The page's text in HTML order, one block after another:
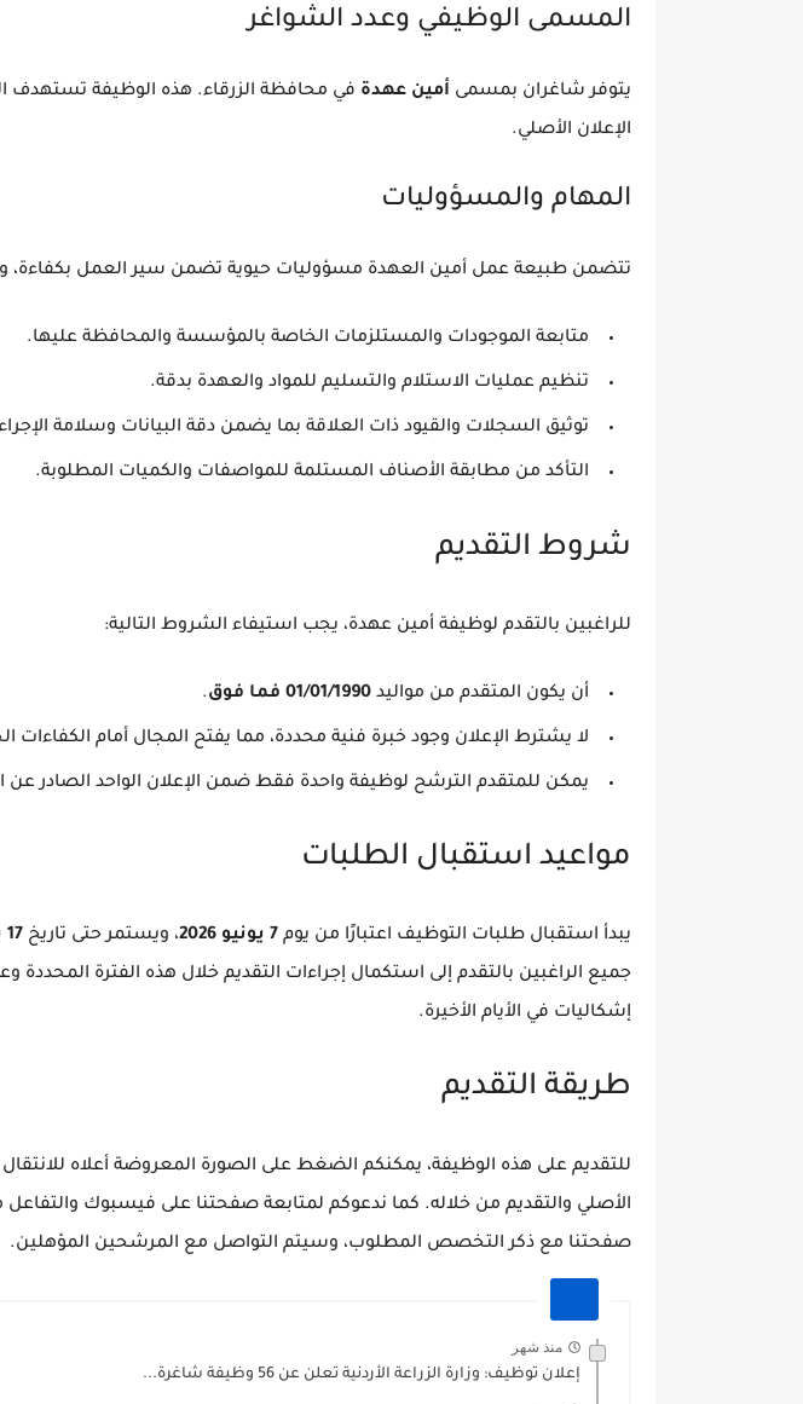
المسمى الوظيفي وعدد الشواغر
يتوفر شاغران بمسمى أمين عهدة في محافظة الزرقاء. هذه الوظيفة تستهدف
الإعلان الأصلي.
المهام والمسؤوليات
تتضمن طبيعة عمل أمين العهدة مسؤوليات حيوية تضمن سير العمل بكفاءة،
متابعة الموجودات والمستلزمات الخاصة بالمؤسسة والمحافظة عليها.
تنظيم عمليات الاستلام والتسليم للمواد والعهدة بدقة.
توثيق السجلات والقيود ذات العلاقة بما يضمن دقة البيانات وسلامة
التأكد من مطابقة الأصناف المستلمة للمواصفات والكميات المطلوبة.
شروط التقديم
للراغبين بالتقدم لوظيفة أمين عهدة، يجب استيفاء الشروط التالية:
أن يكون المتقدم من مواليد 01/01/1990 فما فوق .
لا يشترط الإعلان وجود خبرة فنية محددة، مما يفتح المجال أمام الكفاءات
يمكن للمتقدم الترشح لوظيفة واحدة فقط ضمن الإعلان الواحد الصادر
مواعيد استقبال الطلبات
يبدأ استقبال طلبات التوظيف اعتبارًا من يوم 7 يونيو 2026 ، ويستمر حتى تاريخ 17 يونيو 2026
جميع الراغبين بالتقدم إلى استكمال إجراءات التقديم خلال هذه الفترة المحددة
إشكاليات في الأيام الأخيرة.
طريقة التقديم
للتقديم على هذه الوظيفة، يمكنكم الضغط على الصورة المعروضة أعلاه
الأصلي والتقديم من خلاله. كما ندعوكم لمتابعة صفحتنا على فيسبوك
صفحتنا مع ذكر التخصص المطلوب، وسيتم التواصل مع المرشحين المؤهلين.
منذ شهر
إعلان توظيف: وزارة الزراعة الأردنية تعلن عن 56 وظيفة شاغرة...